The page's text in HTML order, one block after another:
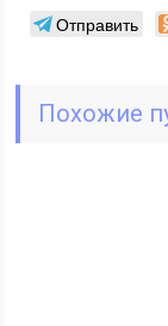
Отправить
Похожие